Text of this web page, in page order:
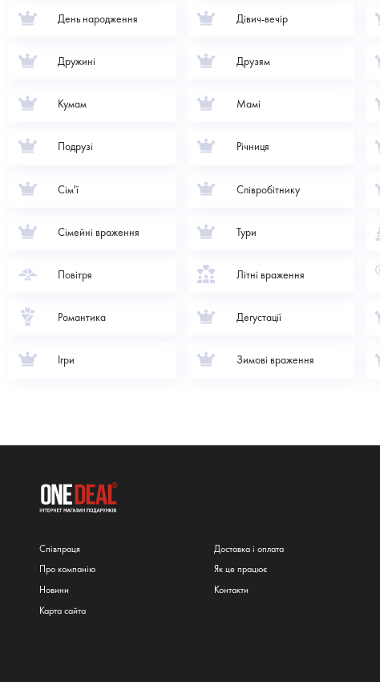
День народження Дівич-вечір
Дружині Друзям
Кумам Мамі
Подрузі Річниця
Сім'ї Співробітнику
Сімейні враження Тури
Повітря Літні враження
Романтика Дегустації
Ігри Зимові враження
Співпраця
Про компанію
Новини
Карта сайта
Доставка і оплата
Як це працює
Контакти